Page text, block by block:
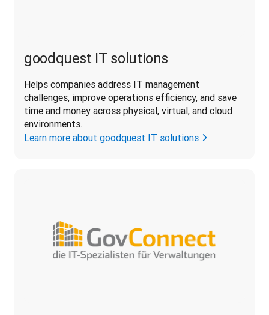
goodquest IT solutions
Helps companies address IT management
challenges, improve operations efficiency, and save
time and money across physical, virtual, and cloud
environments.
Learn more about goodquest IT solutions